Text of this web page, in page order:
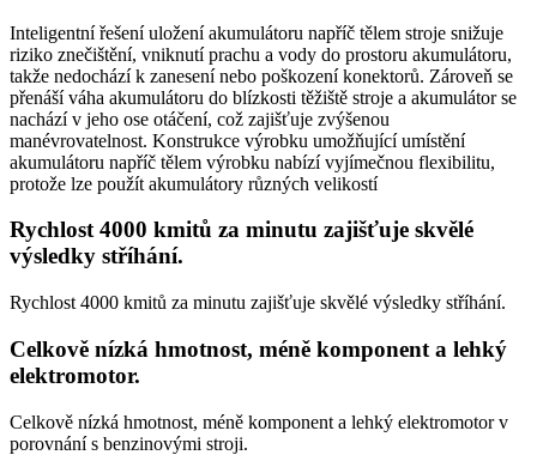
Inteligentní řešení uložení akumulátoru napříč tělem stroje snižuje
riziko znečištění, vniknutí prachu a vody do prostoru akumulátoru,
takže nedochází k zanesení nebo poškození konektorů. Zároveň se
přenáší váha akumulátoru do blízkosti těžiště stroje a akumulátor se
nachází v jeho ose otáčení, což zajišťuje zvýšenou
manévrovatelnost. Konstrukce výrobku umožňující umístění
akumulátoru napříč tělem výrobku nabízí vyjímečnou flexibilitu,
protože lze použít akumulátory různých velikostí
Rychlost 4000 kmitů za minutu zajišťuje skvělé
výsledky stříhání.
Rychlost 4000 kmitů za minutu zajišťuje skvělé výsledky stříhání.
Celkově nízká hmotnost, méně komponent a lehký
elektromotor.
Celkově nízká hmotnost, méně komponent a lehký elektromotor v
porovnání s benzinovými stroji.